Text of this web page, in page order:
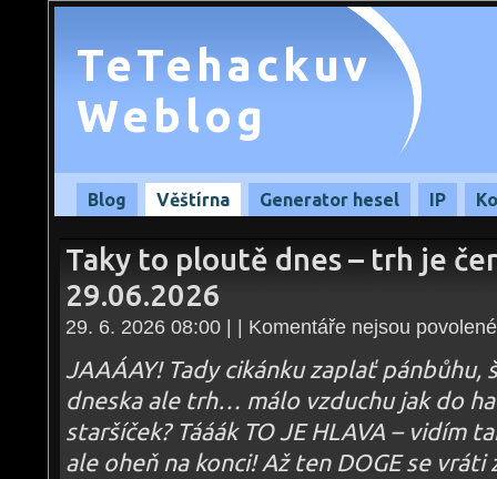
TeTehackuv
Weblog
Blog Věštírna Generator hesel IP
Taky to ploutě dnes – trh je
29.06.2026
29. 6. 2026 08:00 | | Komentáře nejsou povolené
JAAÁAY! Tady cikánku zaplať pánbůhu,
dneska ale trh… málo vzduchu jak do
staršíček? Tááák TO JE HLAVA – vidím
ale oheň na konci! Až ten DOGE se